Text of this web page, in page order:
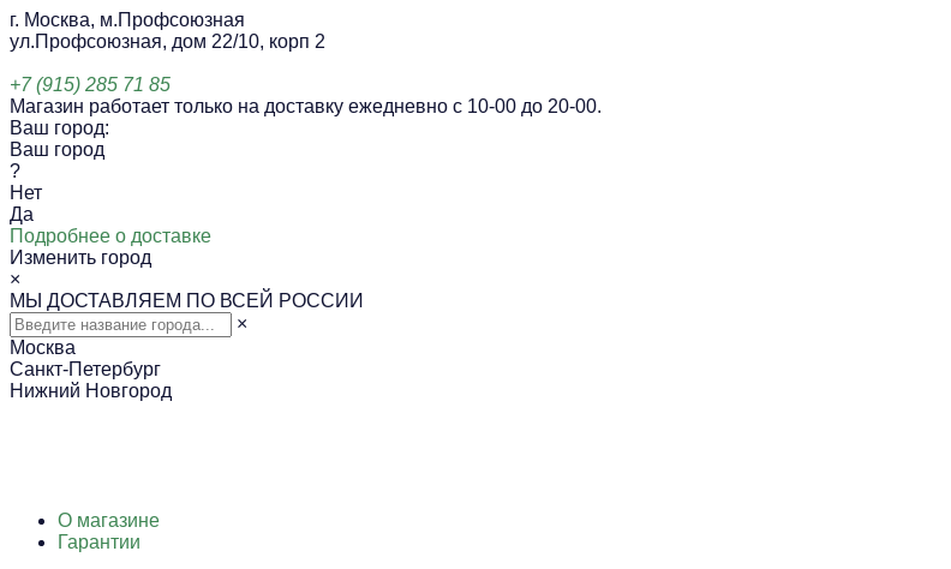
г. Москва, м.Профсоюзная
ул.Профсоюзная, дом 22/10, корп 2
+7 (915) 285 71 85
Магазин работает только на доставку ежедневно с 10-00 до 20-00.
Ваш город:
Ваш город
?
Нет
Да
Подробнее о доставке
Изменить город
×
МЫ ДОСТАВЛЯЕМ ПО ВСЕЙ РОССИИ
×
Москва
Санкт-Петербург
Нижний Новгород
О магазине
Гарантии